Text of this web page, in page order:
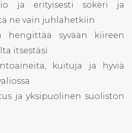
ja erityisesti sokeri ja
ne vain juhlahetkiin
hengittää syvään kiireen
itsestäsi
kuituja ja hyviä
ja yksipuolinen suoliston